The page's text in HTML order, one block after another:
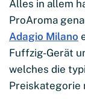
Alles in allem
ProAroma
Adagio Milano
Fuffzig-Gerät
welches die
Preiskategorie